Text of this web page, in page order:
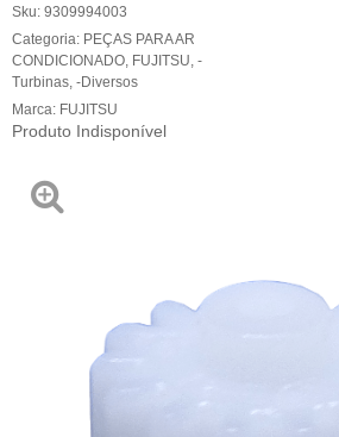
Sku: 9309994003
Categoria: PEÇAS PARA AR
CONDICIONADO FUJITSU -
Turbinas -Diversos
Marca: FUJITSU
Produto Indisponível